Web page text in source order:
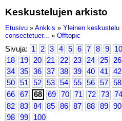
Keskustelujen arkisto
Etusivu » Ankkis » Yleinen keskustelu
consectetuer... » Offtopic
Sivuja: 1 2 3 4 5 6 7 8 9 10
18
19 20 21 22 23 24 25 26
34
35 36 37 38 39 40 41 42
50
51 52 53 54 55 56 57 58
66
67 68 69 70 71 72 73 74
82
83 84 85 86 87 88 89 90
98
99 100